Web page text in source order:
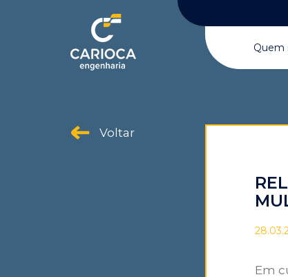
Quem
Voltar
Em